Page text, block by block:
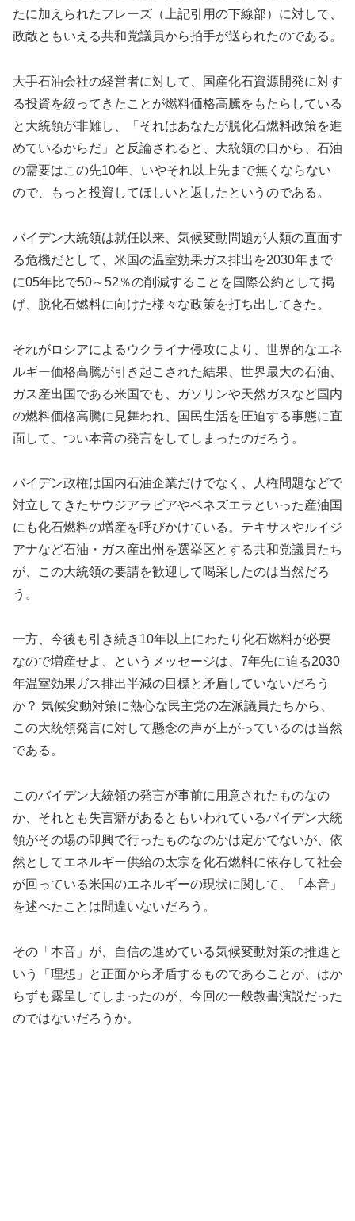
たに加えられたフレーズ（上記引用の下線部）に対して、
政敵ともいえる共和党議員から拍手が送られたのである。
大手石油会社の経営者に対して、国産化石資源開発に対す
る投資を絞ってきたことが燃料価格高騰をもたらしている
と大統領が非難し、「それはあなたが脱化石燃料政策を進
めているからだ」と反論されると、大統領の口から、石油
の需要はこの先10年、いやそれ以上先まで無くならない
ので、もっと投資してほしいと返したというのである。
バイデン大統領は就任以来、気候変動問題が人類の直面す
る危機だとして、米国の温室効果ガス排出を2030年まで
に05年比で50～52％の削減することを国際公約として掲
げ、脱化石燃料に向けた様々な政策を打ち出してきた。
それがロシアによるウクライナ侵攻により、世界的なエネ
ルギー価格高騰が引き起こされた結果、世界最大の石油、
ガス産出国である米国でも、ガソリンや天然ガスなど国内
の燃料価格高騰に見舞われ、国民生活を圧迫する事態に直
面して、つい本音の発言をしてしまったのだろう。
バイデン政権は国内石油企業だけでなく、人権問題などで
対立してきたサウジアラビアやベネズエラといった産油国
にも化石燃料の増産を呼びかけている。テキサスやルイジ
アナなど石油・ガス産出州を選挙区とする共和党議員たち
が、この大統領の要請を歓迎して喝采したのは当然だろ
う。
一方、今後も引き続き10年以上にわたり化石燃料が必要
なので増産せよ、というメッセージは、7年先に迫る2030
年温室効果ガス排出半減の目標と矛盾していないだろう
か？ 気候変動対策に熱心な民主党の左派議員たちから、
この大統領発言に対して懸念の声が上がっているのは当然
である。
このバイデン大統領の発言が事前に用意されたものなの
か、それとも失言癖があるともいわれているバイデン大統
領がその場の即興で行ったものなのかは定かでないが、依
然としてエネルギー供給の太宗を化石燃料に依存して社会
が回っている米国のエネルギーの現状に関して、「本音」
を述べたことは間違いないだろう。
その「本音」が、自信の進めている気候変動対策の推進と
いう「理想」と正面から矛盾するものであることが、はか
らずも露呈してしまったのが、今回の一般教書演説だった
のではないだろうか。